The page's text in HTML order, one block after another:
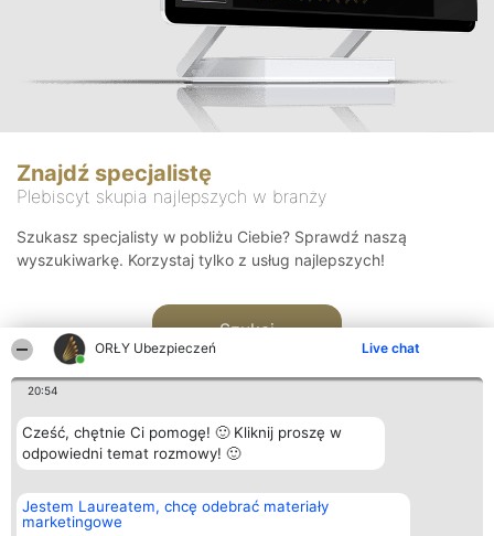
ORŁY Ubezpieczeń Live chat
20:54
Cześć, chętnie Ci pomogę! 🙂 Kliknij proszę w
odpowiedni temat rozmowy! 🙂
Jestem Laureatem, chcę odebrać materiały
marketingowe
Znajdź specjalistę
Plebiscyt skupia najlepszych w branży
Szukasz specjalisty w pobliżu Ciebie? Sprawdź naszą
wyszukiwarkę. Korzystaj tylko z usług najlepszych!
Szukaj
Organizator plebiscytu
Bright Side Solutions sp. z o.
o. sp. k.
Plebiscyt
Laureaci
Kontakt
Kontakt